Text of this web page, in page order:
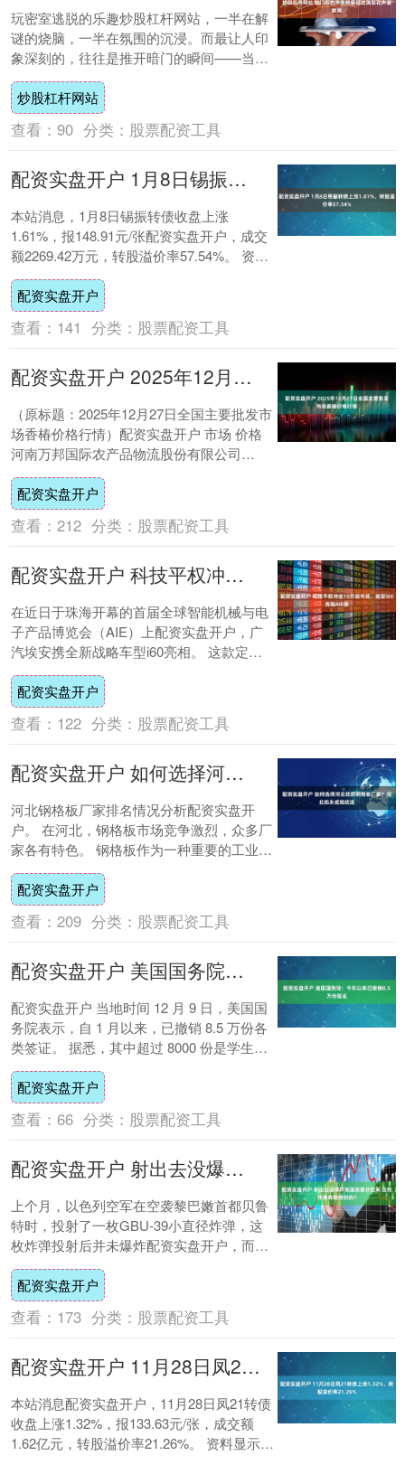
玩密室逃脱的乐趣炒股杠杆网站，一半在解
谜的烧脑，一半在氛围的沉浸。而最让人印
象深刻的，往往是推开暗门的瞬间——当沉
重的门轴发出吱呀的声响，一道低沉沙哑的
悬疑旁白....
炒股杠杆网站
查看： 90 分类： 股票配资工具
配资实盘开户 1月8日锡振转债上涨1.61%，转股溢价率57.54%
本站消息，1月8日锡振转债收盘上涨
1.61%，报148.91元/张配资实盘开户，成交
额2269.42万元，转股溢价率57.54%。 资料
显示，锡振转债信用级别为....
配资实盘开户
查看： 141 分类： 股票配资工具
配资实盘开户 2025年12月27日全国主要批发市场香椿价格行情
（原标题：2025年12月27日全国主要批发市
场香椿价格行情）配资实盘开户 市场 价格
河南万邦国际农产品物流股份有限公司
34.00 甘肃省定西市安定马铃薯综....
配资实盘开户
查看： 212 分类： 股票配资工具
配资实盘开户 科技平权冲击10万级市场，埃安i60亮相AIE展
在近日于珠海开幕的首届全球智能机械与电
子产品博览会（AIE）上配资实盘开户，广
汽埃安携全新战略车型i60亮相。 这款定
位“国民刚需大五座SUV”的车型，以“增程....
配资实盘开户
查看： 122 分类： 股票配资工具
配资实盘开户 如何选择河北优质钢格板厂家？河北拓永或成优选
河北钢格板厂家排名情况分析配资实盘开
户。 在河北，钢格板市场竞争激烈，众多厂
家各有特色。 钢格板作为一种重要的工业产
品，在许多领域都有广泛应用。 据相关行业
报告....
配资实盘开户
查看： 209 分类： 股票配资工具
配资实盘开户 美国国务院：今年以来已撤销8.5万份签证
配资实盘开户 当地时间 12 月 9 日，美国国
务院表示，自 1 月以来，已撤销 8.5 万份各
类签证。 据悉，其中超过 8000 份是学生签
证，被吊销数量比上....
配资实盘开户
查看： 66 分类： 股票配资工具
配资实盘开户 射出去没爆炸美国急着讨回来 这枚炸弹有啥特别的？
上个月，以色列空军在空袭黎巴嫩首都贝鲁
特时，投射了一枚GBU-39小直径炸弹，这
枚炸弹投射后并未爆炸配资实盘开户，而是
相对完好地留在了袭击现场。如今美方动用
紧急....
配资实盘开户
查看： 173 分类： 股票配资工具
配资实盘开户 11月28日凤21转债上涨1.32%，转股溢价率21.26%
本站消息配资实盘开户，11月28日凤21转债
收盘上涨1.32%，报133.63元/张，成交额
1.62亿元，转股溢价率21.26%。 资料显示，